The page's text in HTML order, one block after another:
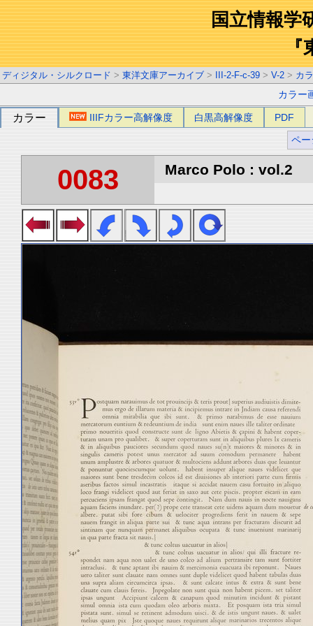
国立情報学
『
ディジタル・シルクロード > 東洋文庫アーカイブ > III-2-F-c-39 > V-2 > カ
カラー
カラー IIIFカラー高解像度 白黒高解像度 PDF
ペー
0083 Marco Polo : vol.2